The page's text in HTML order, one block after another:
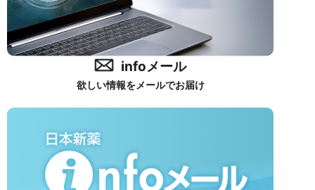
infoメール
欲しい情報をメールでお届け